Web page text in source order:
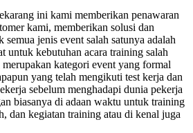
ini kami memberikan penawaran
kami, memberikan solusi dan
jenis event salah satunya adalah
untuk kebutuhan acara training salah
kategori event yang formal
yang telah mengikuti test kerja dan
sebelum menghadapi dunia pekerja
biasanya di adaan waktu untuk training
dan kegiatan training atau di kenal juga